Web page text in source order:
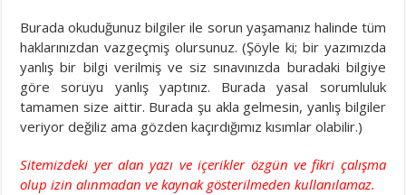
Burada okuduğunuz bilgiler ile sorun yaşamanız halinde tüm
haklarınızdan vazgeçmiş olursunuz. (Şöyle ki; bir yazımızda
yanlış bir bilgi verilmiş ve siz sınavınızda buradaki bilgiye
göre soruyu yanlış yaptınız. Burada yasal sorumluluk
tamamen size aittir. Burada şu akla gelmesin, yanlış bilgiler
veriyor değiliz ama gözden kaçırdığımız kısımlar olabilir.)
Sitemizdeki yer alan yazı ve içerikler özgün ve fikri çalışma
olup izin alınmadan ve kaynak gösterilmeden kullanılamaz.